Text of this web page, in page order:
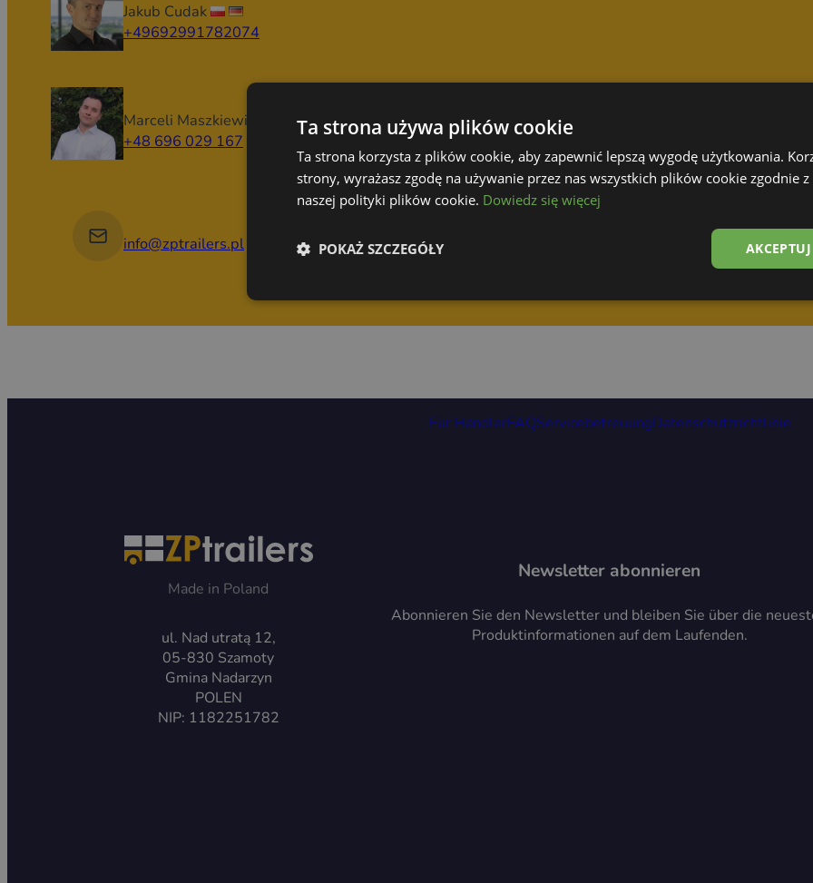
Jakub Cudak
+49692991782074
Marceli Maszkiewicz
+48 696 029 167
info@zptrailers.pl
Für HändlerFAQServicebetreuungDatenschutzrichtlinie
Made in Poland
ul. Nad utratą 12,
05-830 Szamoty
Gmina Nadarzyn
POLEN
NIP: 1182251782
Newsletter abonnieren
Abonnieren Sie den Newsletter und bleiben Sie über die
Produktinformationen auf dem Laufenden.
Ta strona używa plików cookie
Ta strona korzysta z plików cookie, aby zapewnić lepszą wygodę użytkowania.
strony, wyrażasz zgodę na używanie przez nas wszystkich plików cookie zgodnie
naszej polityki plików cookie. Dowiedz się więcej
POKAŻ SZCZEGÓŁY